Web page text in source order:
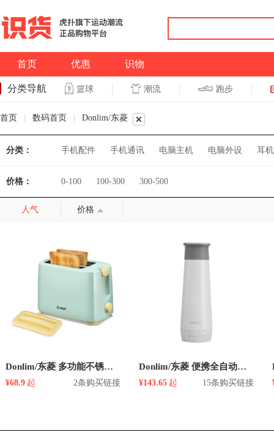
首页 优惠 识物
分类导航 篮球 潮流 跑步
首页 数码首页 Donlim/东菱
分类： 手机配件 手机通讯 电脑主机 电脑外设 耳
价格： 0-100 100-300 300-500
人气 价格
Donlim/东菱 多功能不锈钢早餐机
¥68.9 起 2条购买链接
Donlim/东菱 便携全自动加热保温热水壶
¥143.65 起 15条购买链接